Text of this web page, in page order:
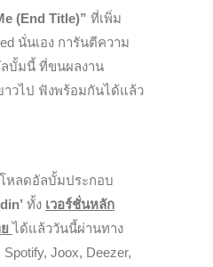
(End Title)” ที่เพิ่ม
นั่นเอง การันตีความ
บั้มนี้ ที่ขนผลงาน
วไป ฟังพร้อมกันได้แล้ว
หลดอัลบั้มประกอบ
ทั้ง เวอร์ชั่นหลัก
ยได้แล้ววันนี้ผ่านทาง
Joox, Deezer,